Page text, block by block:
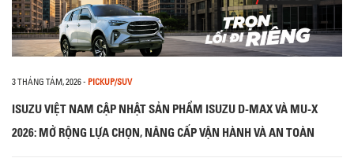
3 THÁNG TÁM, 2026- PICKUP/SUV
ISUZU VIỆT NAM CẬP NHẬT SẢN PHẨM ISUZU D-MAX VÀ MU-X
2026: MỞ RỘNG LỰA CHỌN, NÂNG CẤP VẬN HÀNH VÀ AN TOÀN